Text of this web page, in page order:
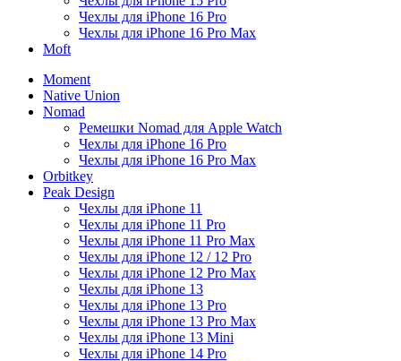
Чехлы для iPhone 16 Pro
Чехлы для iPhone 16 Pro Max
Moft
Moment
Native Union
Nomad
Ремешки Nomad для Apple Watch
Чехлы для iPhone 16 Pro
Чехлы для iPhone 16 Pro Max
Orbitkey
Peak Design
Чехлы для iPhone 11
Чехлы для iPhone 11 Pro
Чехлы для iPhone 11 Pro Max
Чехлы для iPhone 12 / 12 Pro
Чехлы для iPhone 12 Pro Max
Чехлы для iPhone 13
Чехлы для iPhone 13 Pro
Чехлы для iPhone 13 Pro Max
Чехлы для iPhone 13 Mini
Чехлы для iPhone 14 Pro